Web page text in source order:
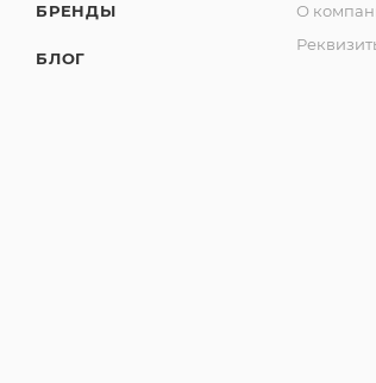
БРЕНДЫ
БЛОГ
О